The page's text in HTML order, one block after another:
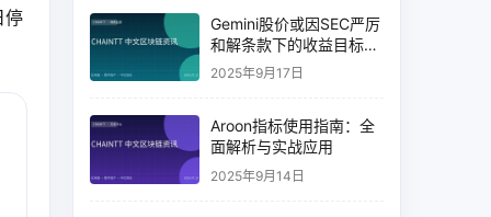
停
Gemini股价或因SEC严厉
和解条款下的收益目标破
灭而下跌
2025年9月17日
Aroon指标使用指南：全
面解析与实战应用
2025年9月14日